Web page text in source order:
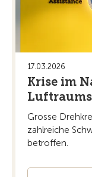
17.03.2026
Krise im
Grosse
zahlreiche
betroffen.